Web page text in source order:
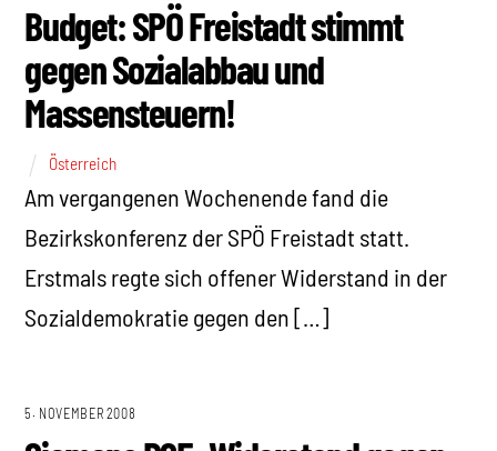
Budget: SPÖ Freistadt stimmt
gegen Sozialabbau und
Massensteuern!
Österreich
Am vergangenen Wochenende fand die
Bezirkskonferenz der SPÖ Freistadt statt.
Erstmals regte sich offener Widerstand in der
Sozialdemokratie gegen den […]
5. NOVEMBER 2008